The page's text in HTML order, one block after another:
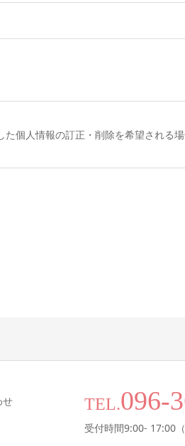
た個人情報の訂正・削除を希望される
せ
TEL.096-
受付時間9:00- 17:00（